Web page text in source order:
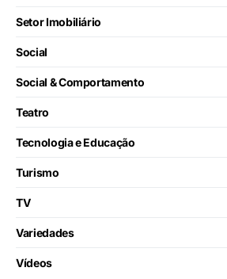
Setor Imobiliário
Social
Social & Comportamento
Teatro
Tecnologia e Educação
Turismo
TV
Variedades
Vídeos